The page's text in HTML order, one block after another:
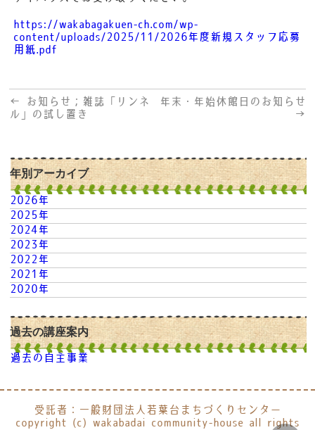
https://wakabagakuen-ch.com/wp-
content/uploads/2025/11/2026年度新規スタッフ応募
用紙.pdf
←
お知らせ；雑誌「リンネ
ル」の試し置き
年末・年始休館日のお知らせ
→
年別アーカイブ
2026年
2025年
2024年
2023年
2022年
2021年
2020年
過去の講座案内
過去の自主事業
受託者：一般財団法人若葉台まちづくりセンター
copyright (c) wakabadai community-house all rights